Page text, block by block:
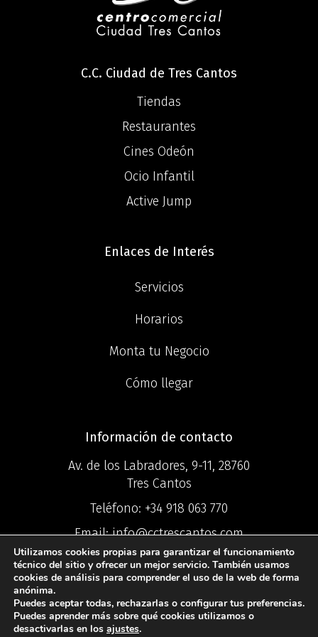
C.C. Ciudad de Tres Cantos
Tiendas
Restaurantes
Cines Odeón
Ocio Infantil
Active Jump
Enlaces de Interés
Servicios
Horarios
Monta tu Negocio
Cómo llegar
Información de contacto
Av. de los Labradores, 9-11, 28760
Tres Cantos
Teléfono: +34 918 063 770
Email:info@cctrescantos.com
©2025 Centro
Comercial Ciudad Tres Cantos ®
Utilizamos cookies propias para garantizar el funcionamiento
técnico del sitio y ofrecer un mejor servicio. También usamos
cookies de análisis para comprender el uso de la web de forma
anónima.
Puedes aceptar todas, rechazarlas o configurar tus preferencias.
Puedes aprender más sobre qué cookies utilizamos o
desactivarlas en los ajustes.